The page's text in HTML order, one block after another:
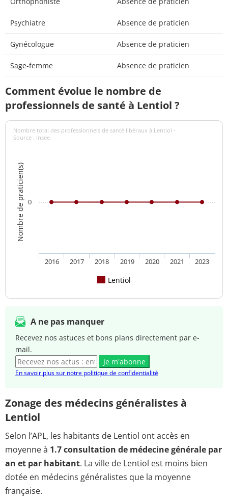
Psychiatre Absence de praticien
Gynécologue Absence de praticien
Sage-femme Absence de praticien
Comment évolue le nombre de
professionnels de santé à Lentiol ?
Nombre de praticien(s)
Nombre total des professionnels de santé libéraux à Lentiol -
Source : Insee
Lentiol
2016 2017 2018 2019 2020 2021 2023
0
A ne pas manquer
Recevez nos astuces et bons plans directement par e-
mail.
Je m'abonne
En savoir plus sur notre politique de confidentialité
Zonage des médecins généralistes à
Lentiol
Selon l’APL, les habitants de Lentiol ont accès en
moyenne à 1.7 consultation de médecine générale par
an et par habitant. La ville de Lentiol est moins bien
dotée en médecins généralistes que la moyenne
française.